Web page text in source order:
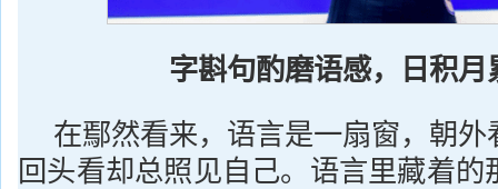
字斟句酌磨语感，日积月
在鄢然看来，语言是一扇窗，朝
回头看却总照见自己。语言里藏着的